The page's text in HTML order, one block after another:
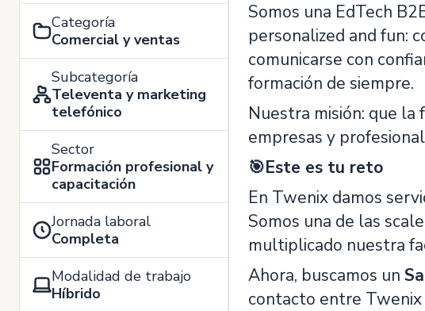
Categoría
Comercial y ventas
Subcategoría
Televenta y marketing
telefónico
Sector
Formación profesional y
capacitación
Jornada laboral
Completa
Modalidad de trabajo
Híbrido
Somos una EdTech
personalized and fun:
comunicarse con
formación de siempre.
Nuestra misión: que la
empresas y
🎯Este es tu reto
En Twenix damos
Somos una de las
multiplicado nuestra
Ahora, buscamos un
contacto entre Twenix